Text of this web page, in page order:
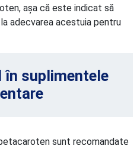
așa că este indicat să
adecvarea acestuia pentru
în suplimentele
sunt recomandate